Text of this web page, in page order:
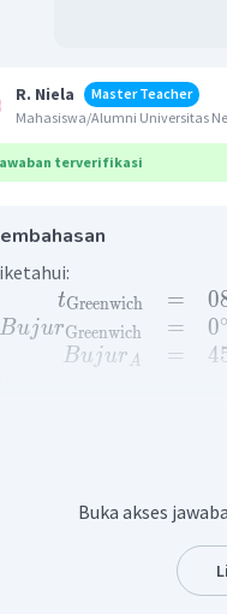
R. Niela
Master Teacher
Mahasiswa/Alumni Universitas
terverifikasi
tGreenwich
BujurGreenwich
Bujur A
=
=
=
0∘
4
Bumi berotasi dari arah
adalah 24 jam
berputar membentuk
waktu 24 jam untuk satu
Buka akses